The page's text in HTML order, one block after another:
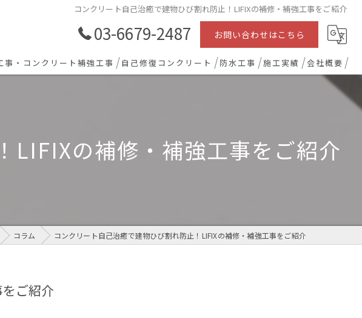
コンクリート自己治癒で建物ひび割れ防止！LIFIXの補修・補強工事をご紹介
03-6679-2487 お問い合わせはこちら
事・コンクリート補強工事 自己修復コンクリート 防水工事 施工実績 会社概要
LIFIXの補修・補強工事をご紹介
コラム コンクリート自己治癒で建物ひび割れ防止！LIFIXの補修・補強工事をご紹介
ご紹介